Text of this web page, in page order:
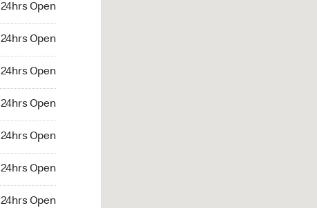
24hrs Open
24hrs Open
24hrs Open
24hrs Open
24hrs Open
24hrs Open
24hrs Open